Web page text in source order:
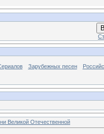
Зарубежных песен
Великой Отечественной